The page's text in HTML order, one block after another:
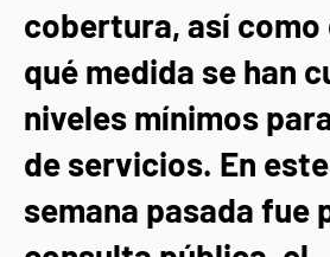
cobertura, así como
qué medida se han
niveles mínimos
de servicios. En
semana pasada fue